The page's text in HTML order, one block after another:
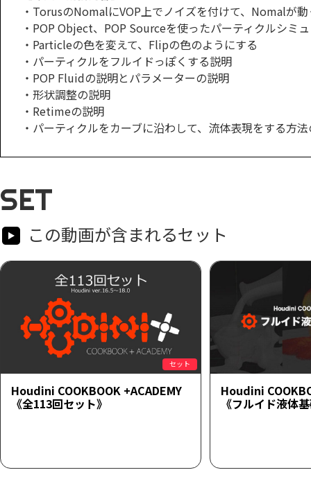
・TorusのNomalにVOP上でノイズを付けて、Nomalが
・POP Object、POP Sourceを使ったパーティクルシミ
・Particleの色を変えて、Flipの色のようにする
・パーティクルをフルイドっぽくする説明
・POP Fluidの説明とパラメーターの説明
・形状調整の説明
・Retimeの説明
・パーティクルをカーブに沿わして、流体表現をする方
SET
この動画が含まれるセット
セット
Houdini COOKBOOK +ACADEMY
《全113回セット》
Houdini
《フルイド液体